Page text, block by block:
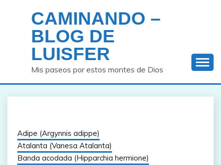
contenido
CAMINANDO –
BLOG DE
LUISFER
Mis paseos por estos montes de Dios
Adipe (Argynnis adippe)
Atalanta (Vanesa Atalanta)
Banda acodada (Hipparchia hermione)